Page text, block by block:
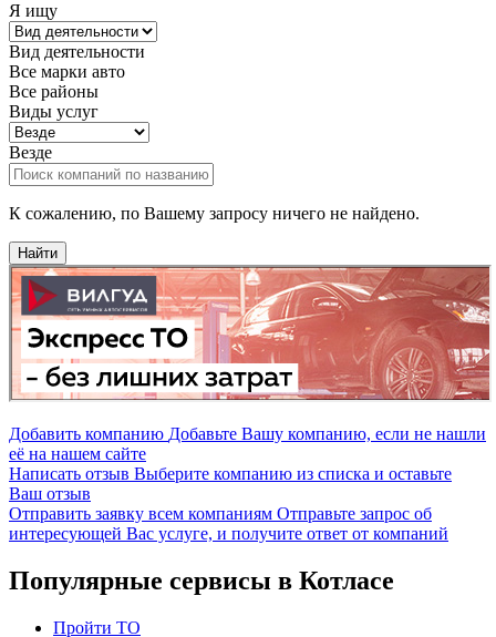
Я ищу
Вид деятельности
Все марки авто
Все районы
Виды услуг
Везде
К сожалению, по Вашему запросу ничего не найдено.
Найти
Добавить компанию Добавьте Вашу компанию, если не нашли
её на нашем сайте
Написать отзыв Выберите компанию из списка и оставьте
Ваш отзыв
Отправить заявку всем компаниям Отправьте запрос об
интересующей Вас услуге, и получите ответ от компаний
Популярные сервисы в Котласе
Пройти ТО